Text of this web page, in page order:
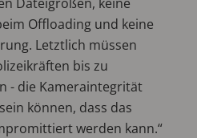
Offloading und keine
Letztlich müssen
bis zu
- die Kameraintegrität
können, dass das
werden kann.“